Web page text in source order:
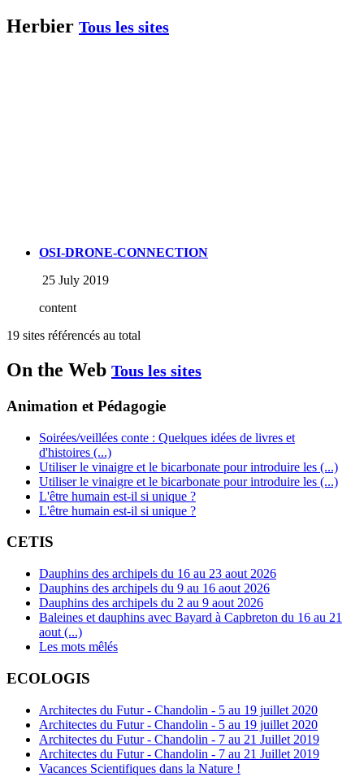
Herbier Tous les sites
OSI-DRONE-CONNECTION
25 July 2019
content
19 sites référencés au total
On the Web Tous les sites
Animation et Pédagogie
Soirées/veillées conte : Quelques idées de livres et
d'histoires (...)
Utiliser le vinaigre et le bicarbonate pour introduire les (...)
Utiliser le vinaigre et le bicarbonate pour introduire les (...)
L'être humain est-il si unique ?
L'être humain est-il si unique ?
CETIS
Dauphins des archipels du 16 au 23 aout 2026
Dauphins des archipels du 9 au 16 aout 2026
Dauphins des archipels du 2 au 9 aout 2026
Baleines et dauphins avec Bayard à Capbreton du 16 au 21
aout (...)
Les mots mêlés
ECOLOGIS
Architectes du Futur - Chandolin - 5 au 19 juillet 2020
Architectes du Futur - Chandolin - 5 au 19 juillet 2020
Architectes du Futur - Chandolin - 7 au 21 Juillet 2019
Architectes du Futur - Chandolin - 7 au 21 Juillet 2019
Vacances Scientifiques dans la Nature !